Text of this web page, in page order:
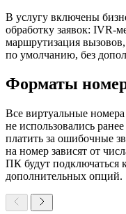
В услугу включены
обработку заявок: IVR-
маршрутизация
по умолчанию, без
Форматы
Все виртуальные
не использовались
платить за ошибочные
на номер зависят от
ПК будут подключаться
дополнительных опций.